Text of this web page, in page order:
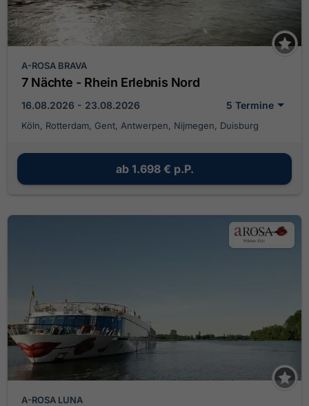
A-ROSA BRAVA
7 Nächte - Rhein Erlebnis Nord
16.08.2026 - 23.08.2026 5 Termine
Köln, Rotterdam, Gent, Antwerpen, Nijmegen, Duisburg
ab 1.698 € p.P.
A-ROSA LUNA